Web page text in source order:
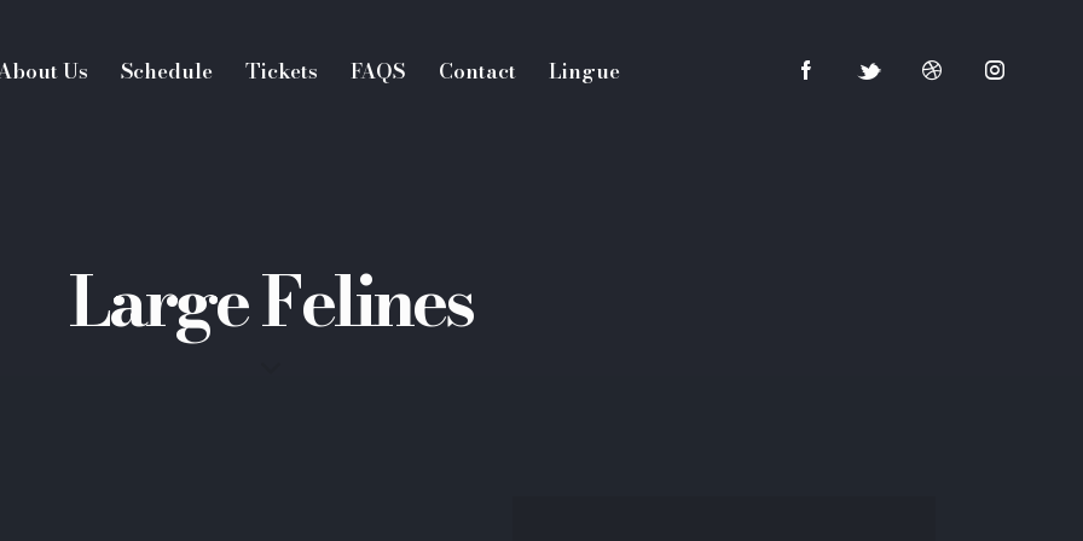
Us Schedule Tickets FAQS Contact Lingue
Large Felines